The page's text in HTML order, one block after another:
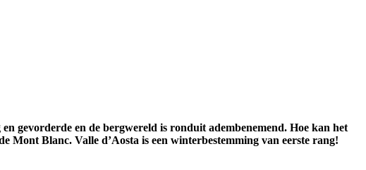
gevorderde en de bergwereld is ronduit adembenemend. Hoe kan het
Mont Blanc. Valle d’Aosta is een winterbestemming van eerste rang!